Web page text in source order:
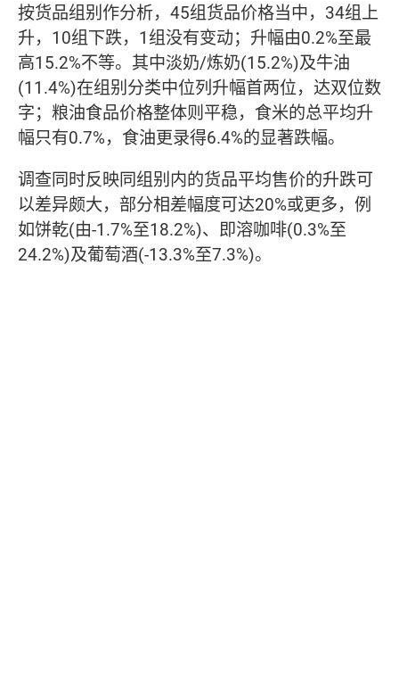
按货品组别作分析，45组货品价格当中，34组上
升，10组下跌，1组没有变动；升幅由0.2%至最
高15.2%不等。其中淡奶/炼奶(15.2%)及牛油
(11.4%)在组别分类中位列升幅首两位，达双位数
字；粮油食品价格整体则平稳，食米的总平均升
幅只有0.7%，食油更录得6.4%的显著跌幅。
调查同时反映同组别内的货品平均售价的升跌可
以差异颇大，部分相差幅度可达20%或更多，例
如饼乾(由-1.7%至18.2%)、即溶咖啡(0.3%至
24.2%)及葡萄酒(-13.3%至7.3%)。